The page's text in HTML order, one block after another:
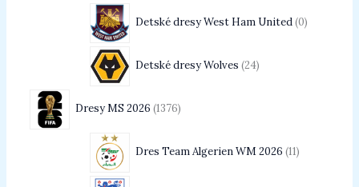
Detské dresy West Ham United 0
Detské dresy Wolves 24
Dresy MS 2026 1376
Dres Team Algerien WM 2026 11